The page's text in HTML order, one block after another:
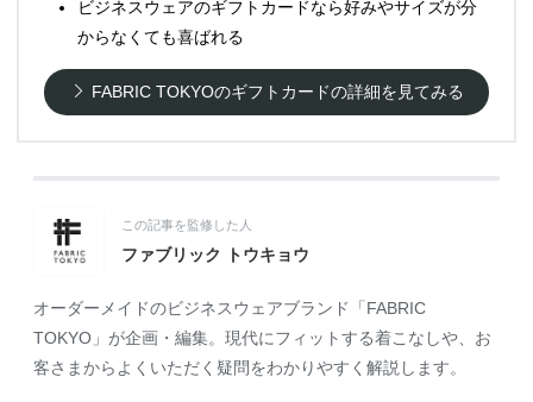
ビジネスウェアのギフトカードなら好みやサイズが分
からなくても喜ばれる
FABRIC TOKYOのギフトカードの詳細を見てみる
この記事を監修した人
ファブリック トウキョウ
オーダーメイドのビジネスウェアブランド「FABRIC
TOKYO」が企画・編集。現代にフィットする着こなしや、お
客さまからよくいただく疑問をわかりやすく解説します。